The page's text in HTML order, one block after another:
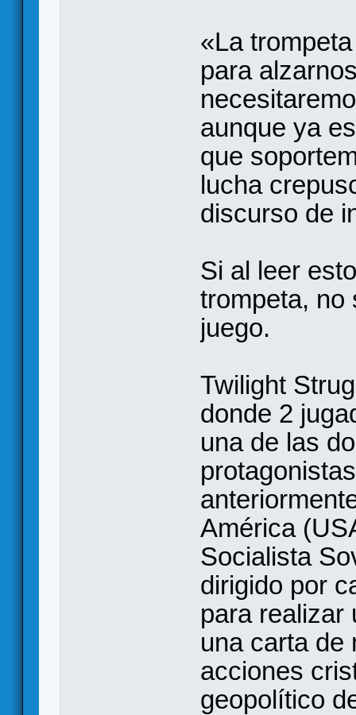
«La
para
aunque ya
que
lucha
discurso de
Si al leer
trompeta, no
juego.
Twilight
donde 2
una de las
América
Socialista
dirigido por
para realizar
una carta de
acciones
geopolítico